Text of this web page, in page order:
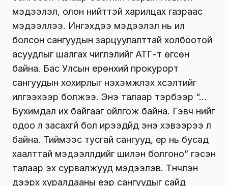
мэдээллүүдийг нийтэд зарлаж буй юм.
Зарцуулалт нь зарлагдсан сангуудаас хууль
журмын хүрээнд, зорилтот үүргээ гүйцэтгэсэн
ганц ч сан алга. Харин ч мэдээлэл нь ил
болсон сан нэмэгдэх тусам олон нийтийн
бухимдал ихсэж байна.
Дахиад хэд хэдэн сангийн мэдээлэл ил
болно. Өөрөөр хэлбэл, “шинэ” сангуудын
мэдээлэл задрах ээлжээ хүлээж буй аж.
Тиймээс Засгийн газрын өнгөрсөн долоо
хоногийн ээлжит хуралдаанаар сангуудын
асуудлыг ярьсан байна. Ерөнхий сайд
Л.Оюун-Эрдэнэ сангуудын үйл ажиллагаа, бүх